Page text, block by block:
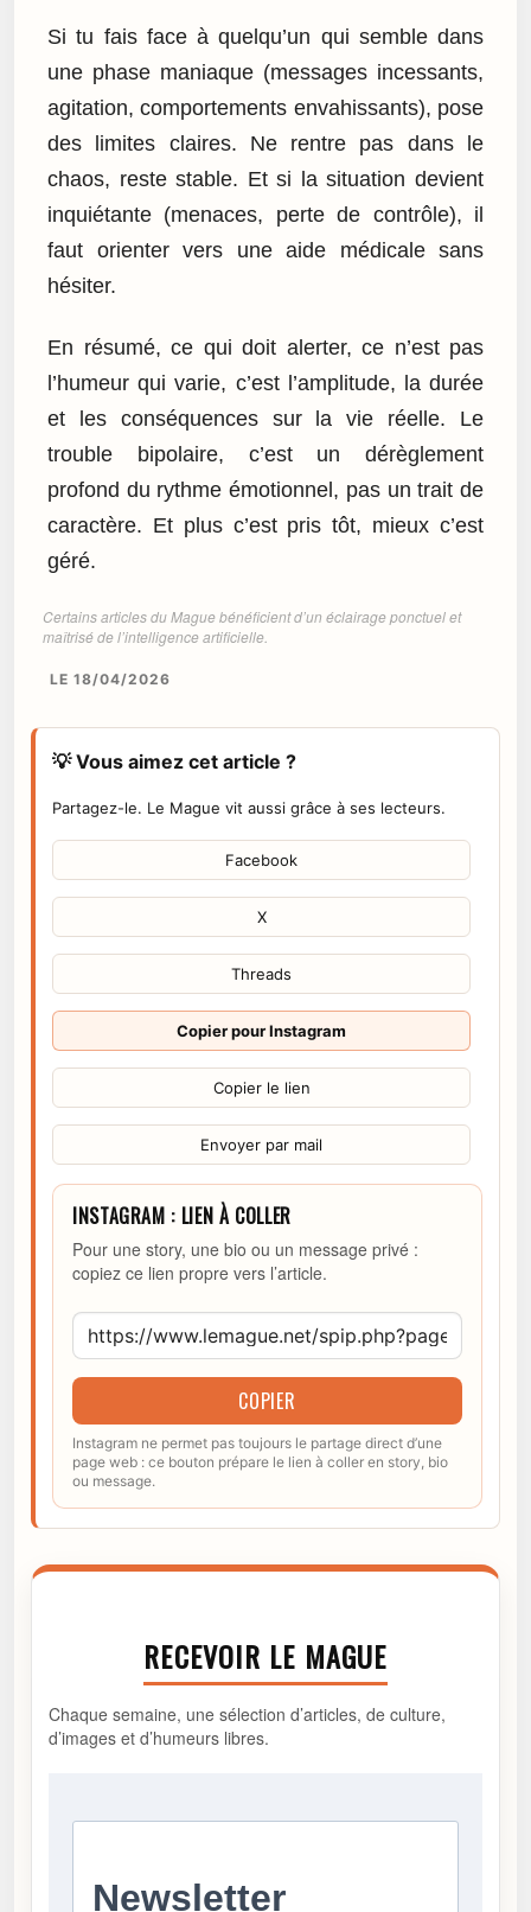
Si tu fais face à quelqu’un qui semble dans
une phase maniaque (messages incessants,
agitation, comportements envahissants), pose
des limites claires. Ne rentre pas dans le
chaos, reste stable. Et si la situation devient
inquiétante (menaces, perte de contrôle), il
faut orienter vers une aide médicale sans
hésiter.
En résumé, ce qui doit alerter, ce n’est pas
l’humeur qui varie, c’est l’amplitude, la durée
et les conséquences sur la vie réelle. Le
trouble bipolaire, c’est un dérèglement
profond du rythme émotionnel, pas un trait de
caractère. Et plus c’est pris tôt, mieux c’est
géré.
Certains articles du Mague bénéficient d’un éclairage ponctuel et
maîtrisé de l’intelligence artificielle.
LE 18/04/2026
💡 Vous aimez cet article ?
Partagez-le. Le Mague vit aussi grâce à ses lecteurs.
Facebook
X
Threads
Copier pour Instagram
Copier le lien
Envoyer par mail
INSTAGRAM : LIEN À COLLER
Pour une story, une bio ou un message privé :
copiez ce lien propre vers l’article.
COPIER
Instagram ne permet pas toujours le partage direct d’une
page web : ce bouton prépare le lien à coller en story, bio
ou message.
RECEVOIR LE MAGUE
Chaque semaine, une sélection d’articles, de culture,
d’images et d’humeurs libres.